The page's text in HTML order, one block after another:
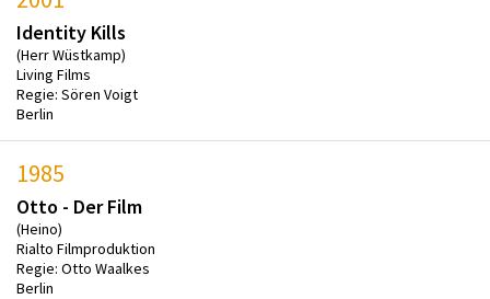
Identity Kills
(Herr Wüstkamp)
Living Films
Regie: Sören Voigt
Berlin
1985
Otto - Der Film
(Heino)
Rialto Filmproduktion
Regie: Otto Waalkes
Berlin